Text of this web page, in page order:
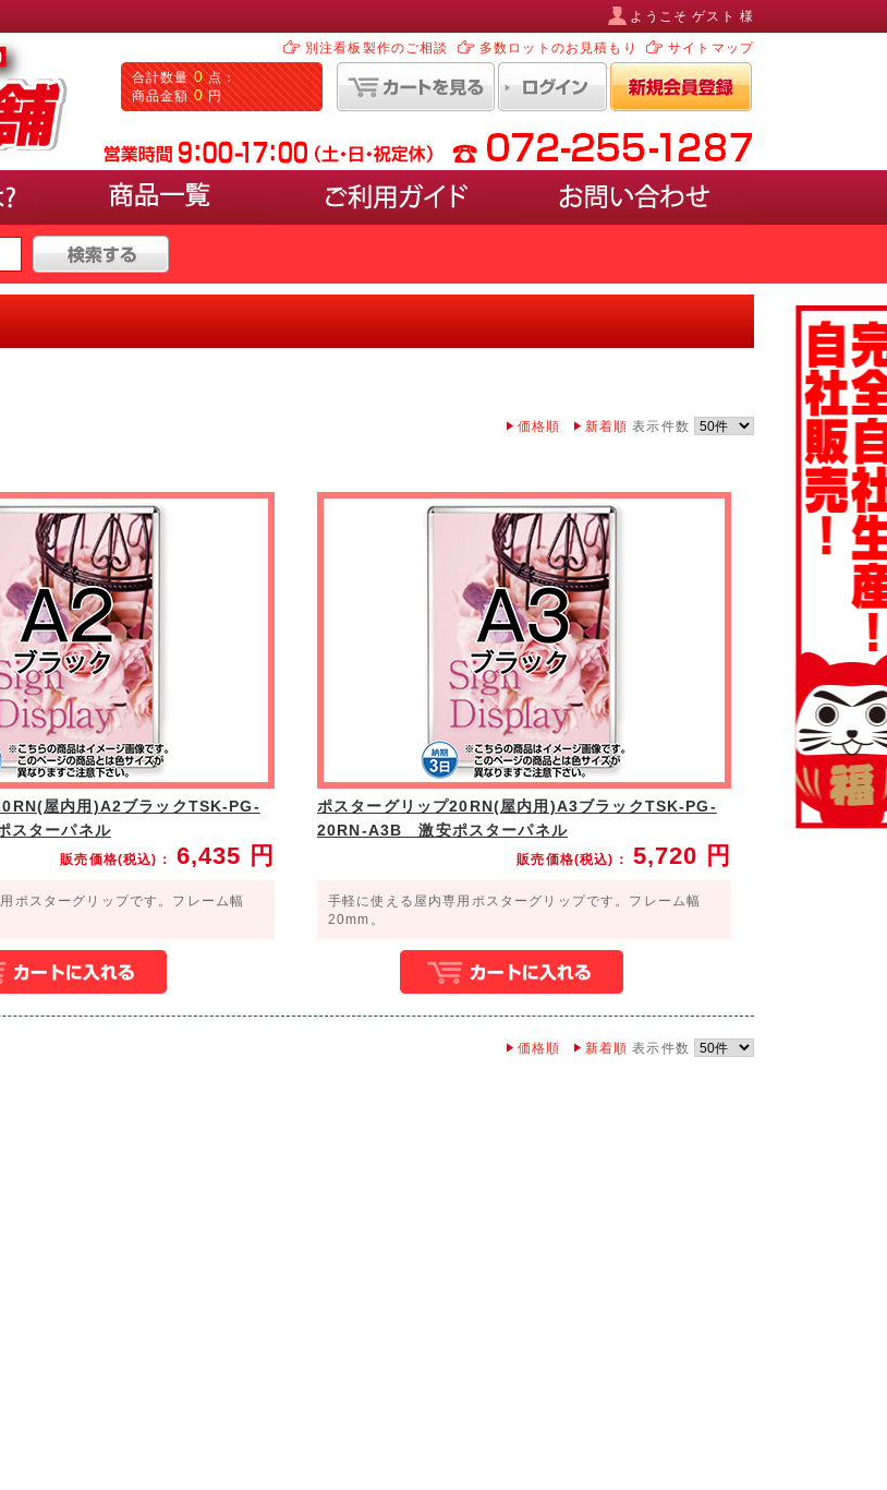
ようこそ ゲスト 様
別注看板製作のご相談 多数ロットのお見積もり サイトマップ
合計数量 0 点：
商品金額 0 円
上
ランス
サンプルなど立体物の展示スペースがあるタイプ価格順 新着順 表示件数
屋内用)A2ブラックTSK-PG-
ターパネル
販売価格(税込)： 6,435 円
ポスターグリップです。フレーム幅
ポスターグリップ20RN(屋内用)A3ブラックTSK-PG-
20RN-A3B 激安ポスターパネル
販売価格(税込)： 5,720 円
手軽に使える屋内専用ポスターグリップです。フレーム幅
20mm。
価格順 新着順 表示件数